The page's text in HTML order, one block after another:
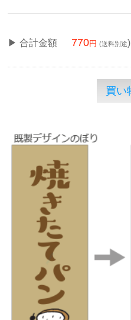
合計金額 770 (送料別途)